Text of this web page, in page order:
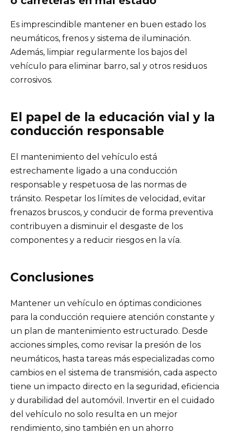
Es imprescindible mantener en buen estado los
neumáticos, frenos y sistema de iluminación.
Además, limpiar regularmente los bajos del
vehículo para eliminar barro, sal y otros residuos
corrosivos.
El papel de la educación vial y la
conducción responsable
El mantenimiento del vehículo está
estrechamente ligado a una conducción
responsable y respetuosa de las normas de
tránsito. Respetar los límites de velocidad, evitar
frenazos bruscos, y conducir de forma preventiva
contribuyen a disminuir el desgaste de los
componentes y a reducir riesgos en la vía.
Conclusiones
Mantener un vehículo en óptimas condiciones
para la conducción requiere atención constante y
un plan de mantenimiento estructurado. Desde
acciones simples, como revisar la presión de los
neumáticos, hasta tareas más especializadas como
cambios en el sistema de transmisión, cada aspecto
tiene un impacto directo en la seguridad, eficiencia
y durabilidad del automóvil. Invertir en el cuidado
del vehículo no solo resulta en un mejor
rendimiento, sino también en un ahorro